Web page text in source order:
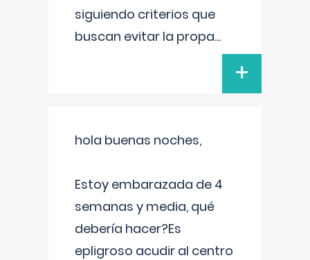
siguiendo criterios que
buscan evitar la propa...
+
hola buenas noches,
Estoy embarazada de 4
semanas y media, qué
debería hacer?Es
epligroso acudir al centro